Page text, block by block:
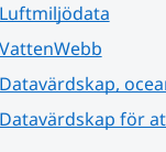
Luftmiljödata
VattenWebb
Datavärdskap,
Datavärdskap för